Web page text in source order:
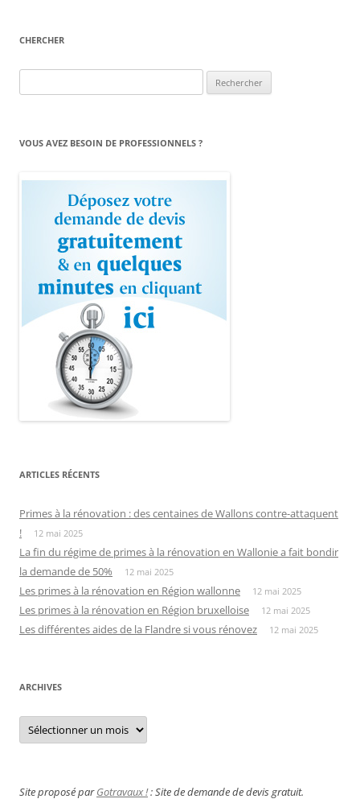
CHERCHER
VOUS AVEZ BESOIN DE PROFESSIONNELS ?
ARTICLES RÉCENTS
Primes à la rénovation : des centaines de Wallons contre-attaquent
!
12 mai 2025
La fin du régime de primes à la rénovation en Wallonie a fait bondir
la demande de 50%
12 mai 2025
Les primes à la rénovation en Région wallonne 12 mai 2025
Les primes à la rénovation en Région bruxelloise 12 mai 2025
Les différentes aides de la Flandre si vous rénovez 12 mai 2025
ARCHIVES
Archives
Site proposé parGotravaux !: Site de demande de devis gratuit.